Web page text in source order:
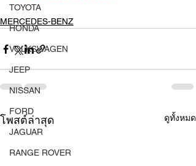
TOYOTA
HONDA
VOLKSWAGEN
JEEP
NISSAN
FORD
JAGUAR
RANGE ROVER
MERCEDES-BENZ
โพสต์ล่าสุด ดูทั้งหมด